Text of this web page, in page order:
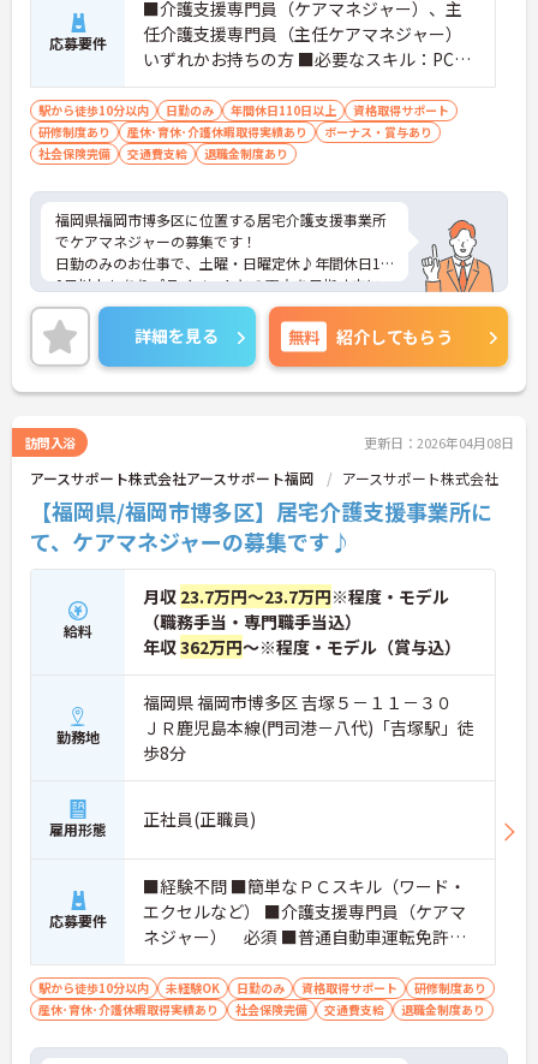
応募要件
■介護支援専門員（ケアマネジャー）、主
任介護支援専門員（主任ケアマネジャー）
いずれかお持ちの方 ■必要なスキル：PCス
キル（Excel,Word等）
駅から徒歩10分以内 日勤のみ 年間休日110日以上
資格取得サポート
研修制度あり
産休･育休･介護休暇取得実績あり
ボーナス・賞与あり
社会保険完備
交通費支給 退職金制度あり
福岡県福岡市博多区に位置する居宅介護支援事業所
でケアマネジャーの募集です！
日勤のみのお仕事で、土曜・日曜定休♪年間休日11
0日以上もありプライベートとの両立を目指す方に
おすすめの環境です◎最寄り駅から徒歩圏内のため
通勤も楽々♪昇給や賞与制度があり、頑張りが評価
されてしっかりと還元されます。さらに福利厚生も
充実しているのは嬉しいポイントです◎フォロー体
制もあり、経験に関わらず安心してスタートできま
こちらの求人にご興味がございましたら面接のポイ
ントもお伝えしますので是非ご応募お待ちしており
ます。
詳細を見る 無料 紹介してもらう
訪問入浴 更新日：2026年04月08日
アースサポート株式会社アースサポート福岡 アースサポート株式会社
【福岡県/福岡市博多区】居宅介護支援事業所に
て、ケアマネジャーの募集です♪
給料
月収 23.7万円～23.7万円※程度・モデル
（職務手当・専門職手当込）
年収362万円～※程度・モデル（賞与込）
勤務地
福岡県 福岡市博多区 吉塚５－１１－３０
ＪＲ鹿児島本線(門司港－八代)「吉塚駅」徒
歩8分
雇用形態 正社員(正職員)
応募要件
■経験不問 ■簡単なＰＣスキル（ワード・
エクセルなど） ■介護支援専門員（ケアマ
ネジャー） 必須 ■普通自動車運転免許
必須（ＡＴ限定可）
駅から徒歩10分以内 未経験OK 日勤のみ 資格取得サポート
研修制度あり
産休･育休･介護休暇取得実績あり
社会保険完備 交通費支給 退職金制度あり